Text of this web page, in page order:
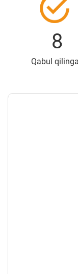
8
Qabul